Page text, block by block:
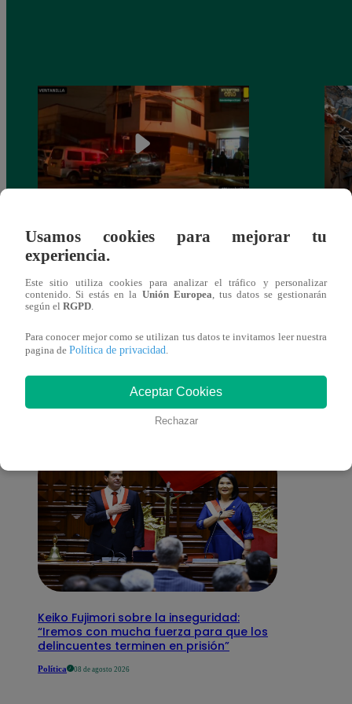
Ventanilla: asesinan a balazos a menor de
15 años cuando ingresaba a una bodega
Lima
También te puede
interesar
Keiko Fujimori sobre la inseguridad:
“Iremos con mucha fuerza para que los
delincuentes terminen en prisión”
Política 08 de agosto 2026
Usamos cookies para mejorar tu
experiencia.
Este sitio utiliza cookies para analizar el tráfico y personalizar
contenido. Si estás en la Unión Europea, tus datos se gestionarán
según el RGPD.
Para conocer mejor como se utilizan tus datos te invitamos leer nuestra
pagina de Política de privacidad.
Aceptar Cookies
Rechazar